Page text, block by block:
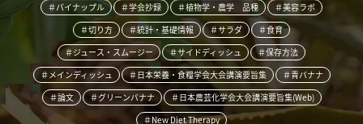
＃パイナップル
＃学会抄録 ＃植物学・農学 品種
＃美容ラボ
＃切り方
＃統計・基礎情報 ＃サラダ
＃食育
＃ジュース・スムージー
＃サイドディッシュ
＃保存方法
＃メインディッシュ
＃日本栄養・食糧学会大会講演要旨集
＃青バナナ
＃論文
＃グリーンバナナ
＃日本農芸化学会大会講演要旨集(Web)
＃New Diet Therapy